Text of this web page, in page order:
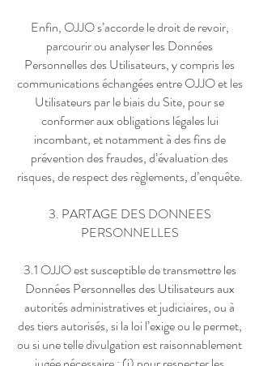
Enfin, OJJO s’accorde le droit de revoir,
parcourir ou analyser les Données
Personnelles des Utilisateurs, y compris les
communications échangées entre OJJO et les
Utilisateurs par le biais du Site, pour se
conformer aux obligations légales lui
incombant, et notamment à des fins de
prévention des fraudes, d’évaluation des
risques, de respect des règlements, d’enquête.
3. PARTAGE DES DONNEES
PERSONNELLES
3.1 OJJO est susceptible de transmettre les
Données Personnelles des Utilisateurs aux
autorités administratives et judiciaires, ou à
des tiers autorisés, si la loi l’exige ou le permet,
ou si une telle divulgation est raisonnablement